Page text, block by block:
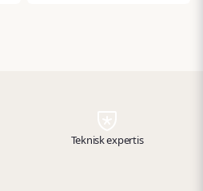
Teknisk expertis